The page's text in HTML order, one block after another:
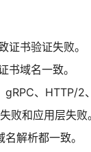
书验证失败。
域名一致。
、HTTP/2
败和应用层失败。
解析都一致。